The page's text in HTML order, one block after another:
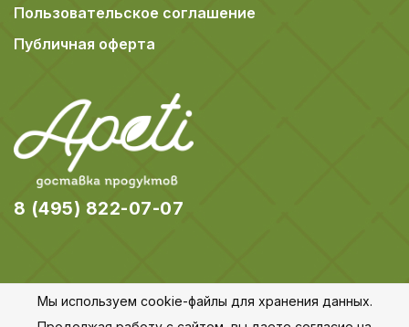
Пользовательское соглашение
Публичная оферта
8 (495) 822-07-07
© 2018-2026 Apeti.ru,Карта сайта
Мы используем cookie-файлы для хранения данных.